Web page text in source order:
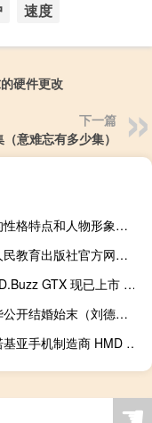
速度
硬件更改
下一篇
意难忘有多少集）
贾母的性格特点和人物形象（贾母的性格特点）
陕西人民教育出版社官方网站（陕西人民教育出版社练习册答案）
大众 ID.Buzz GTX 现已上市 拥有 335 马力和全轮驱动
刘德华公开结婚始末（刘德华和谁结婚了）
这是诺基亚手机制造商 HMD 首款设备的抢先体验